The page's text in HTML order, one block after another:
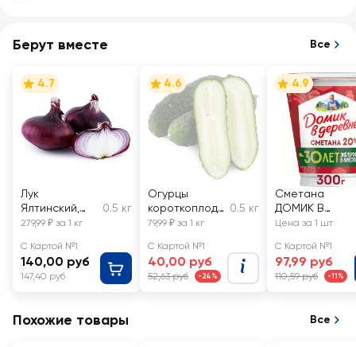
Берут вместе Все
4.7
Лук
Ялтинский,
весовой
0.5 кг
279,99 ₽ за 1 кг
С Картой №1
140,00 руб
147,40 руб
4.6
Огурцы
короткоплодн
ые грунтовые,
0.5 кг
79,99 ₽ за 1 кг
С Картой №1
40,00 руб
52,63 руб -24%
4.9
Сметана
ДОМИК В
ДЕРЕВНЕ 20%,
Цена за 1 шт
С Картой №1
97,99 руб
110,59 руб -11%
Похожие товары Все